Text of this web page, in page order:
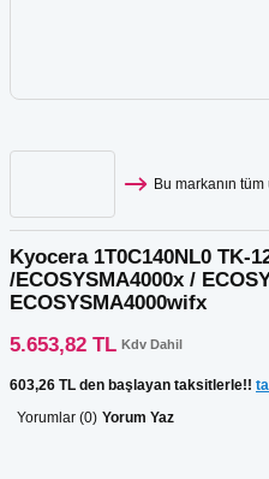
Bu markanın
Kyocera 1T0C140NL0 TK-
/ECOSYSMA4000x /
ECOSYSMA4000wifx
5.653,82 TL Kdv Dahil
603,26 TL den başlayan taksitlerle!!
Yorumlar (0) Yorum Yaz